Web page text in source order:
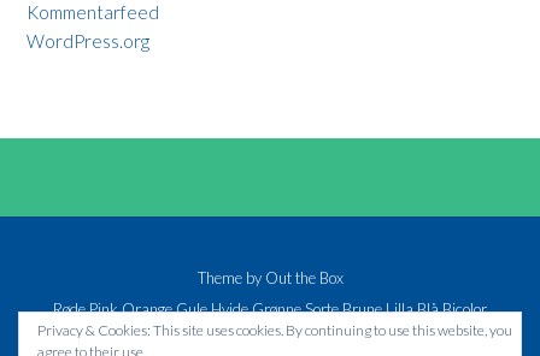
Kommentarfeed
WordPress.org
Theme by Out the Box
RødePinkOrangeGuleHvideGrønneSorteBruneLillaBlåBicolor
Privacy & Cookies: This site uses cookies. By continuing to use this website, you
agree to their use.